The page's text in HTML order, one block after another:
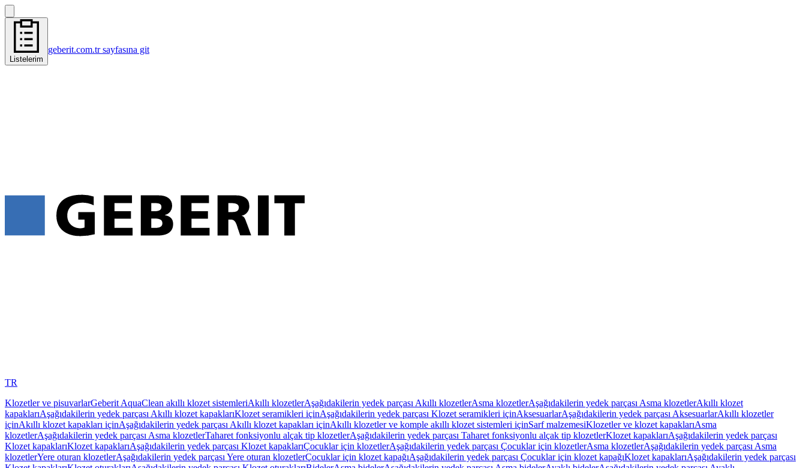
Listelerim
geberit.com.tr sayfasına git
TR
Klozetler ve pisuvarlarGeberit AquaClean akıllı klozet sistemleriAkıllı klozetlerAşağıdakilerin yedek parçası Akıllı klozetlerAsma klozetlerAşağıdakilerin yedek parçası Asma klozetlerAkıllı klozet
kapaklarıAşağıdakilerin yedek parçası Akıllı klozet kapaklarıKlozet seramikleri içinAşağıdakilerin yedek parçası Klozet seramikleri içinAksesuarlarAşağıdakilerin yedek parçası AksesuarlarAkıllı klozetler
içinAkıllı klozet kapakları içinAşağıdakilerin yedek parçası Akıllı klozet kapakları içinAkıllı klozetler ve komple akıllı klozet sistemleri içinSarf malzemesiKlozetler ve klozet kapaklarıAsma
klozetlerAşağıdakilerin yedek parçası Asma klozetlerTaharet fonksiyonlu alçak tip klozetlerAşağıdakilerin yedek parçası Taharet fonksiyonlu alçak tip klozetlerKlozet kapaklarıAşağıdakilerin yedek parçası
Klozet kapaklarıKlozet kapaklarıAşağıdakilerin yedek parçası Klozet kapaklarıÇocuklar için klozetlerAşağıdakilerin yedek parçası Çocuklar için klozetlerAsma klozetlerAşağıdakilerin yedek parçası Asma
klozetlerYere oturan klozetlerAşağıdakilerin yedek parçası Yere oturan klozetlerÇocuklar için klozet kapağıAşağıdakilerin yedek parçası Çocuklar için klozet kapağıKlozet kapaklarıAşağıdakilerin yedek parçası